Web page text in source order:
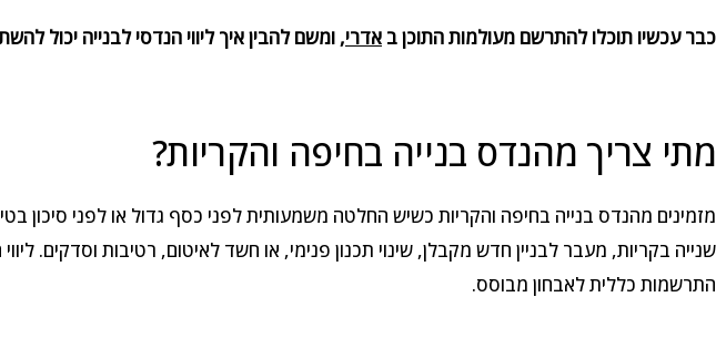
כבר עכשיו תוכלו להתרשם מעולמות התוכן ב אדרי, ומשם להבין איך ליווי הנדסי לבנייה יכול
מתי צריך מהנדס בנייה בחיפה והקריות?
מזמינים מהנדס בנייה בחיפה והקריות כשיש החלטה משמעותית לפני כסף גדול או לפני סיכון
שנייה בקריות, מעבר לבניין חדש מקבלן, שינוי תכנון פנימי, או חשד לאיטום, רטיבות וסדקים.
התרשמות כללית לאבחון מבוסס.